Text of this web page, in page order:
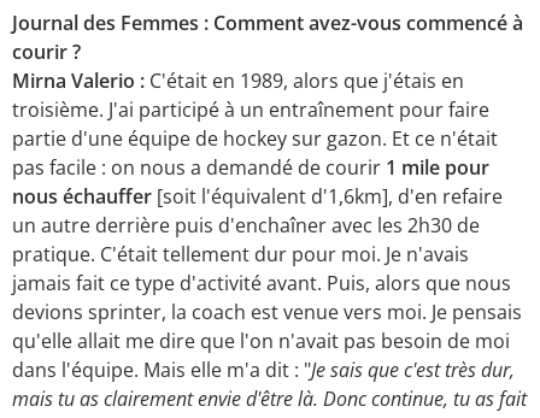
Journal des Femmes : Comment avez-vous commencé à
courir ?
Mirna Valerio : C'était en 1989, alors que j'étais en
troisième. J'ai participé à un entraînement pour faire
partie d'une équipe de hockey sur gazon. Et ce n'était
pas facile : on nous a demandé de courir 1 mile pour
nous échauffer [soit l'équivalent d'1,6km], d'en refaire
un autre derrière puis d'enchaîner avec les 2h30 de
pratique. C'était tellement dur pour moi. Je n'avais
jamais fait ce type d'activité avant. Puis, alors que nous
devions sprinter, la coach est venue vers moi. Je pensais
qu'elle allait me dire que l'on n'avait pas besoin de moi
dans l'équipe. Mais elle m'a dit : "Je sais que c'est très dur,
mais tu as clairement envie d'être là. Donc continue, tu as fait